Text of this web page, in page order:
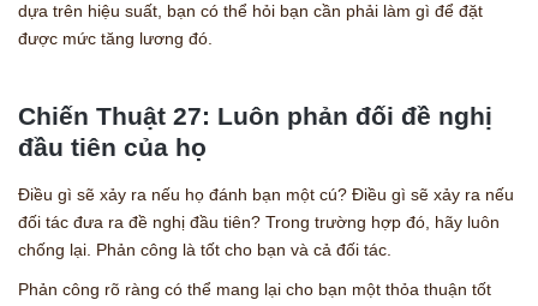
dựa trên hiệu suất, bạn có thể hỏi bạn cần phải làm gì để đặt
được mức tăng lương đó.
Chiến Thuật 27: Luôn phản đối đề nghị
đầu tiên của họ
Điều gì sẽ xảy ra nếu họ đánh bạn một cú? Điều gì sẽ xảy ra nếu
đối tác đưa ra đề nghị đầu tiên? Trong trường hợp đó, hãy luôn
chống lại. Phản công là tốt cho bạn và cả đối tác.
Phản công rõ ràng có thể mang lại cho bạn một thỏa thuận tốt